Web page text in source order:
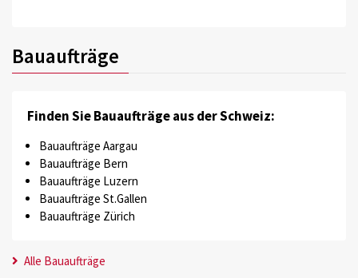
Bauaufträge
Finden Sie Bauaufträge aus der Schweiz:
Bauaufträge Aargau
Bauaufträge Bern
Bauaufträge Luzern
Bauaufträge St.Gallen
Bauaufträge Zürich
Alle Bauaufträge